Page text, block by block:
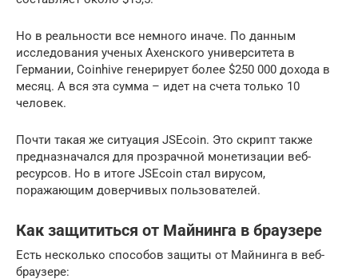
Но в реальности все немного иначе. По данным
исследования ученых Ахенского университета в
Германии, Coinhive генерирует более $250 000 дохода в
месяц. А вся эта сумма – идет на счета только 10
человек.
Почти такая же ситуация JSEcoin. Это скрипт также
предназначался для прозрачной монетизации веб-
ресурсов. Но в итоге JSEcoin стал вирусом,
поражающим доверчивых пользователей.
Как защититься от Майнинга в браузере
Есть несколько способов защиты от Майнинга в веб-
браузере: